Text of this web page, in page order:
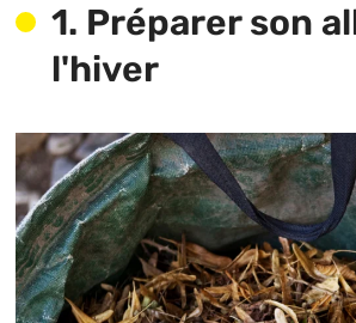
1. Préparer son
l'hiver